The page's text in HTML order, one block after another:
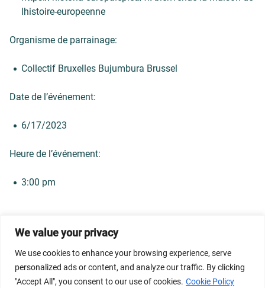
We value your privacy
We use cookies to enhance your browsing experience, serve
personalized ads or content, and analyze our traffic. By clicking
"Accept All", you consent to our use of cookies. Cookie Policy
lhistoire-europeenne
Organisme de parrainage:
Collectif Bruxelles Bujumbura Brussel
Date de l’événement:
6/17/2023
Heure de l’événement:
3:00 pm
© 2026 Dicastery for Promoting Integral Human
Development: Home Banner image property of Vatican
News/Media.